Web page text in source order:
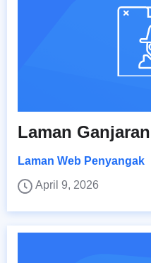
Laman
Laman Web Penyangak
April 9, 2026